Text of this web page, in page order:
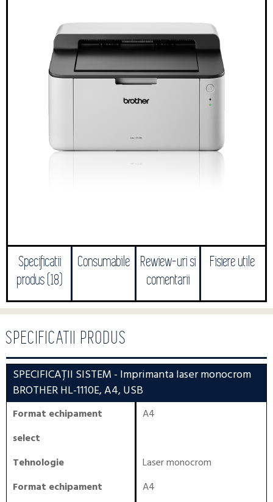
Specificatii
produs (18)
Consumabile
Rewiew-uri si
comentarii
Fisiere utile
SPECIFICATII PRODUS
SPECIFICAȚII SISTEM - Imprimanta laser monocrom
BROTHER HL-1110E, A4, USB
Format echipament
select
A4
Tehnologie
Laser monocrom
Format echipament
A4